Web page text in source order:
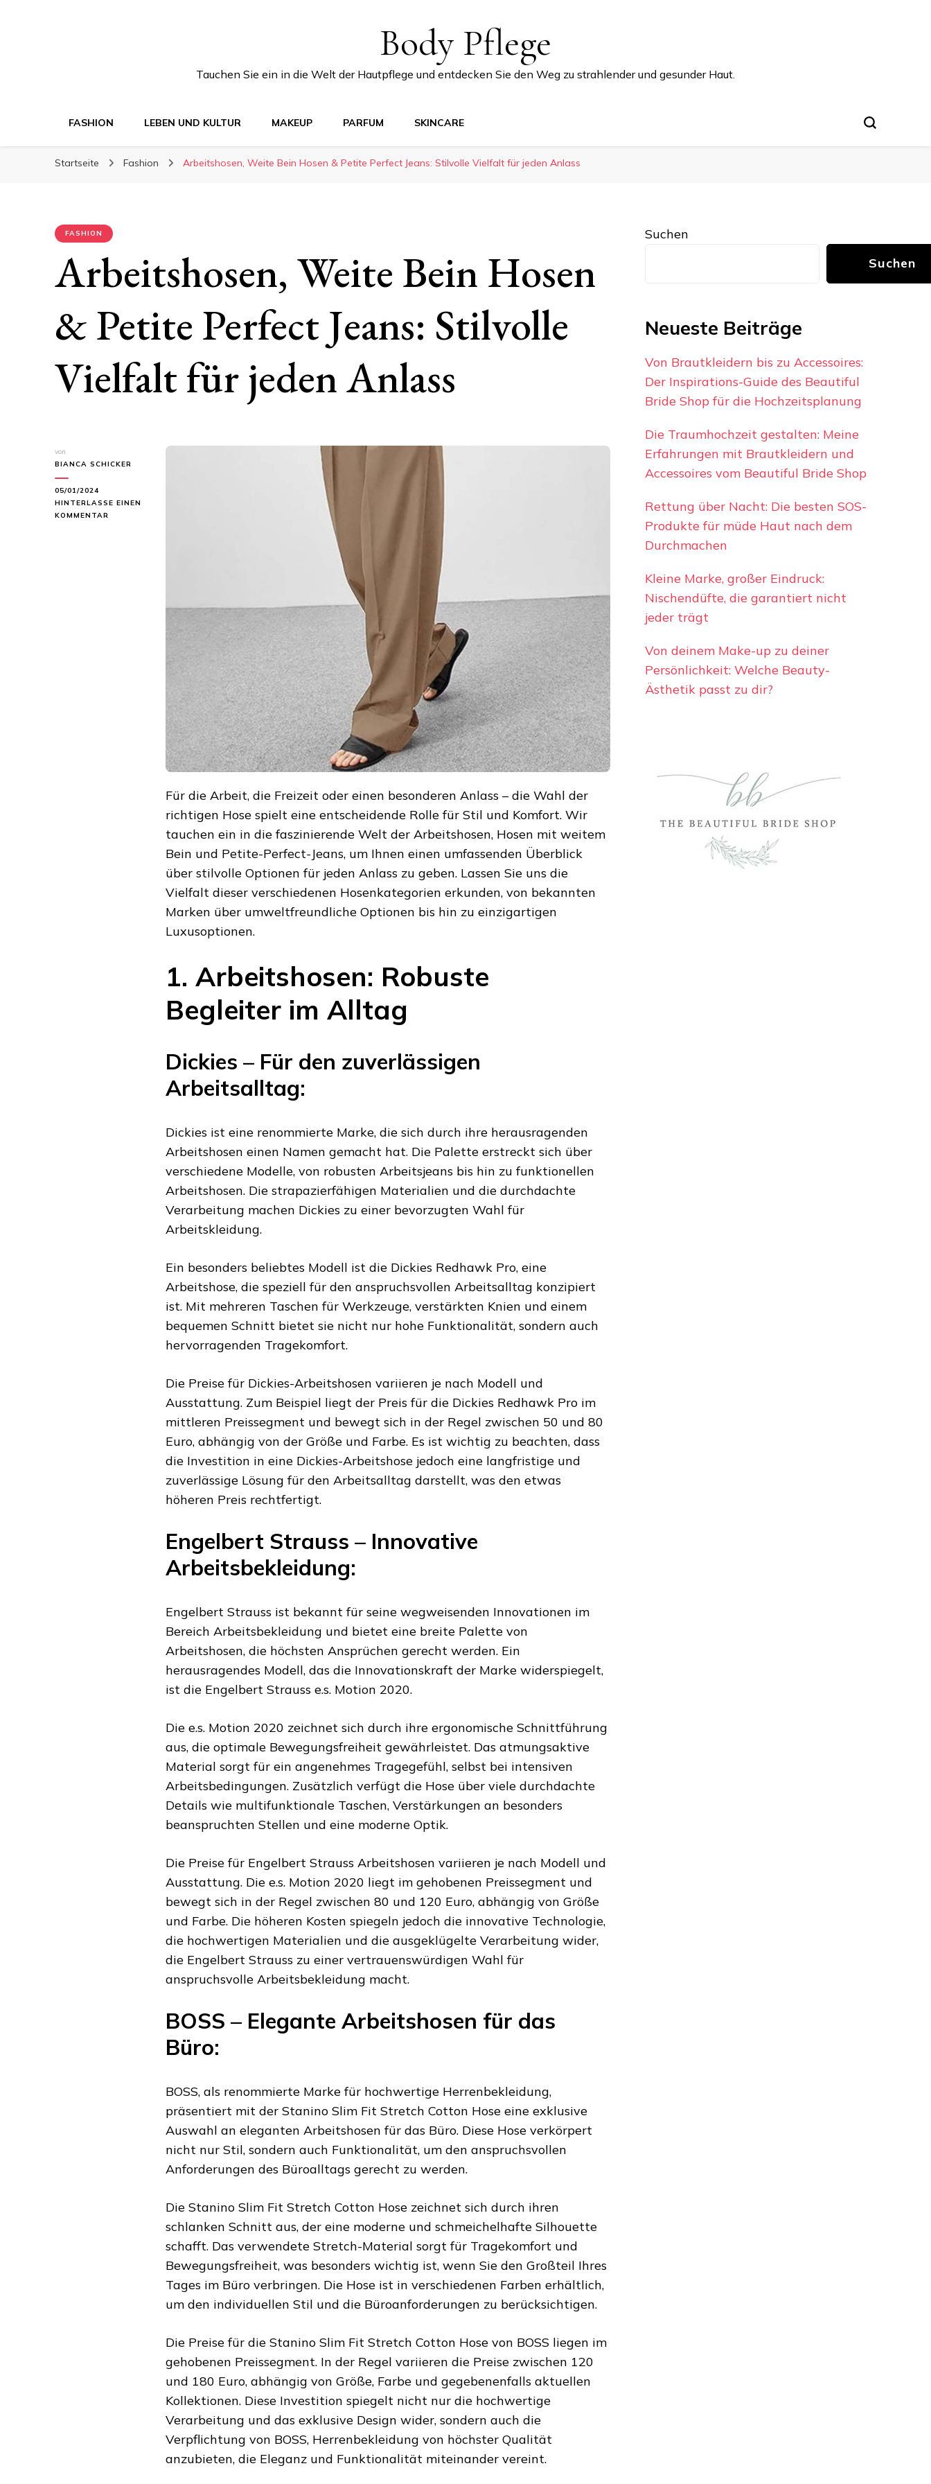
Body Pflege
Tauchen Sie ein in die Welt der Hautpflege und entdecken Sie den Weg zu strahlender und gesunder Haut.
FASHION LEBEN UND KULTUR MAKEUP PARFUM SKINCARE
Startseite Fashion Arbeitshosen, Weite Bein Hosen & Petite Perfect Jeans: Stilvolle Vielfalt für jeden Anlass
FASHION
Arbeitshosen, Weite Bein Hosen
& Petite Perfect Jeans: Stilvolle
Vielfalt für jeden Anlass
von
BIANCA SCHICKER
05/01/2024
HINTERLASSE EINEN
KOMMENTAR
Für die Arbeit, die Freizeit oder einen besonderen Anlass – die Wahl der
richtigen Hose spielt eine entscheidende Rolle für Stil und Komfort. Wir
tauchen ein in die faszinierende Welt der Arbeitshosen, Hosen mit weitem
Bein und Petite-Perfect-Jeans, um Ihnen einen umfassenden Überblick
über stilvolle Optionen für jeden Anlass zu geben. Lassen Sie uns die
Vielfalt dieser verschiedenen Hosenkategorien erkunden, von bekannten
Marken über umweltfreundliche Optionen bis hin zu einzigartigen
Luxusoptionen.
1. Arbeitshosen: Robuste
Begleiter im Alltag
Dickies – Für den zuverlässigen
Arbeitsalltag:
Dickies ist eine renommierte Marke, die sich durch ihre herausragenden
Arbeitshosen einen Namen gemacht hat. Die Palette erstreckt sich über
verschiedene Modelle, von robusten Arbeitsjeans bis hin zu funktionellen
Arbeitshosen. Die strapazierfähigen Materialien und die durchdachte
Verarbeitung machen Dickies zu einer bevorzugten Wahl für
Arbeitskleidung.
Ein besonders beliebtes Modell ist die Dickies Redhawk Pro, eine
Arbeitshose, die speziell für den anspruchsvollen Arbeitsalltag konzipiert
ist. Mit mehreren Taschen für Werkzeuge, verstärkten Knien und einem
bequemen Schnitt bietet sie nicht nur hohe Funktionalität, sondern auch
hervorragenden Tragekomfort.
Die Preise für Dickies-Arbeitshosen variieren je nach Modell und
Ausstattung. Zum Beispiel liegt der Preis für die Dickies Redhawk Pro im
mittleren Preissegment und bewegt sich in der Regel zwischen 50 und 80
Euro, abhängig von der Größe und Farbe. Es ist wichtig zu beachten, dass
die Investition in eine Dickies-Arbeitshose jedoch eine langfristige und
zuverlässige Lösung für den Arbeitsalltag darstellt, was den etwas
höheren Preis rechtfertigt.
Engelbert Strauss – Innovative
Arbeitsbekleidung:
Engelbert Strauss ist bekannt für seine wegweisenden Innovationen im
Bereich Arbeitsbekleidung und bietet eine breite Palette von
Arbeitshosen, die höchsten Ansprüchen gerecht werden. Ein
herausragendes Modell, das die Innovationskraft der Marke widerspiegelt,
ist die Engelbert Strauss e.s. Motion 2020.
Die e.s. Motion 2020 zeichnet sich durch ihre ergonomische Schnittführung
aus, die optimale Bewegungsfreiheit gewährleistet. Das atmungsaktive
Material sorgt für ein angenehmes Tragegefühl, selbst bei intensiven
Arbeitsbedingungen. Zusätzlich verfügt die Hose über viele durchdachte
Details wie multifunktionale Taschen, Verstärkungen an besonders
beanspruchten Stellen und eine moderne Optik.
Die Preise für Engelbert Strauss Arbeitshosen variieren je nach Modell und
Ausstattung. Die e.s. Motion 2020 liegt im gehobenen Preissegment und
bewegt sich in der Regel zwischen 80 und 120 Euro, abhängig von Größe
und Farbe. Die höheren Kosten spiegeln jedoch die innovative Technologie,
die hochwertigen Materialien und die ausgeklügelte Verarbeitung wider,
die Engelbert Strauss zu einer vertrauenswürdigen Wahl für
anspruchsvolle Arbeitsbekleidung macht.
BOSS – Elegante Arbeitshosen für das
Büro:
BOSS, als renommierte Marke für hochwertige Herrenbekleidung,
präsentiert mit der Stanino Slim Fit Stretch Cotton Hose eine exklusive
Auswahl an eleganten Arbeitshosen für das Büro. Diese Hose verkörpert
nicht nur Stil, sondern auch Funktionalität, um den anspruchsvollen
Anforderungen des Büroalltags gerecht zu werden.
Die Stanino Slim Fit Stretch Cotton Hose zeichnet sich durch ihren
schlanken Schnitt aus, der eine moderne und schmeichelhafte Silhouette
schafft. Das verwendete Stretch-Material sorgt für Tragekomfort und
Bewegungsfreiheit, was besonders wichtig ist, wenn Sie den Großteil Ihres
Tages im Büro verbringen. Die Hose ist in verschiedenen Farben erhältlich,
um den individuellen Stil und die Büroanforderungen zu berücksichtigen.
Die Preise für die Stanino Slim Fit Stretch Cotton Hose von BOSS liegen im
gehobenen Preissegment. In der Regel variieren die Preise zwischen 120
und 180 Euro, abhängig von Größe, Farbe und gegebenenfalls aktuellen
Kollektionen. Diese Investition spiegelt nicht nur die hochwertige
Verarbeitung und das exklusive Design wider, sondern auch die
Verpflichtung von BOSS, Herrenbekleidung von höchster Qualität
anzubieten, die Eleganz und Funktionalität miteinander vereint.
Suchen
Suchen
Neueste Beiträge
Von Brautkleidern bis zu Accessoires:
Der Inspirations-Guide des Beautiful
Bride Shop für die Hochzeitsplanung
Die Traumhochzeit gestalten: Meine
Erfahrungen mit Brautkleidern und
Accessoires vom Beautiful Bride Shop
Rettung über Nacht: Die besten SOS-
Produkte für müde Haut nach dem
Durchmachen
Kleine Marke, großer Eindruck:
Nischendüfte, die garantiert nicht
jeder trägt
Von deinem Make-up zu deiner
Persönlichkeit: Welche Beauty-
Ästhetik passt zu dir?